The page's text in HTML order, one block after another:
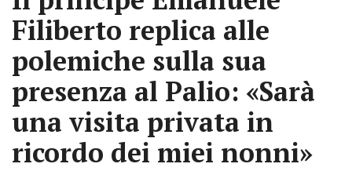
Filiberto replica alle
polemiche sulla sua
presenza al Palio: «Sarà
una visita privata in
ricordo dei miei nonni»